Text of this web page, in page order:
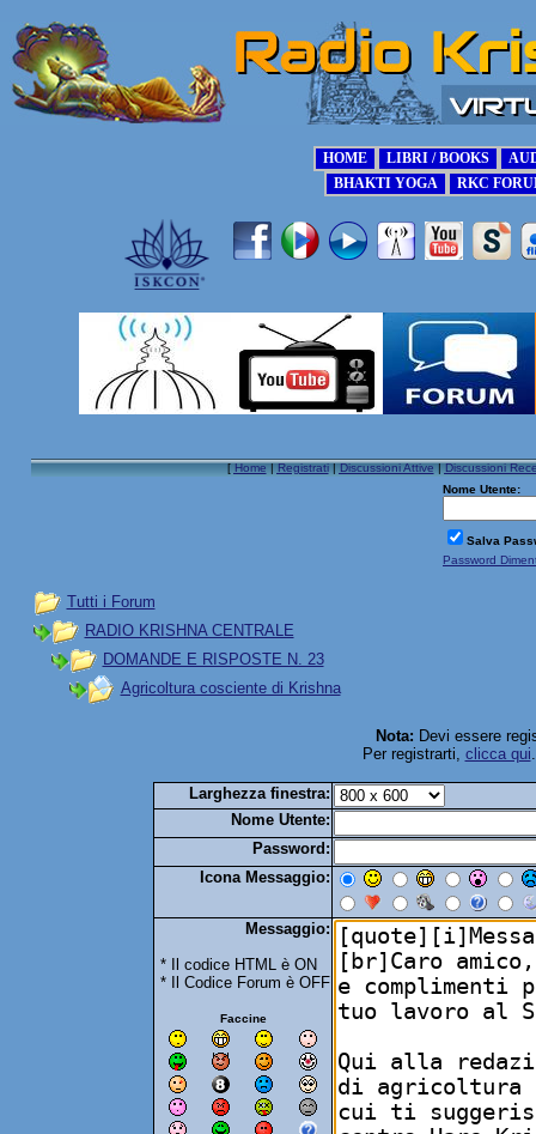
[Home|Registrati|Discussioni Attive|Discussioni
Nome Utente:
Salva
Password
Tutti i Forum
RADIO KRISHNA CENTRALE
DOMANDE E RISPOSTE N. 23
Agricoltura cosciente di Krishna
Nota: Devi essere
Per registrarti, clicca qui
Larghezza finestra:
Nome Utente:
Password:
Icona Messaggio:
Messaggio:
* Il codice HTML è ON
* Il Codice Forum è OFF
Faccine